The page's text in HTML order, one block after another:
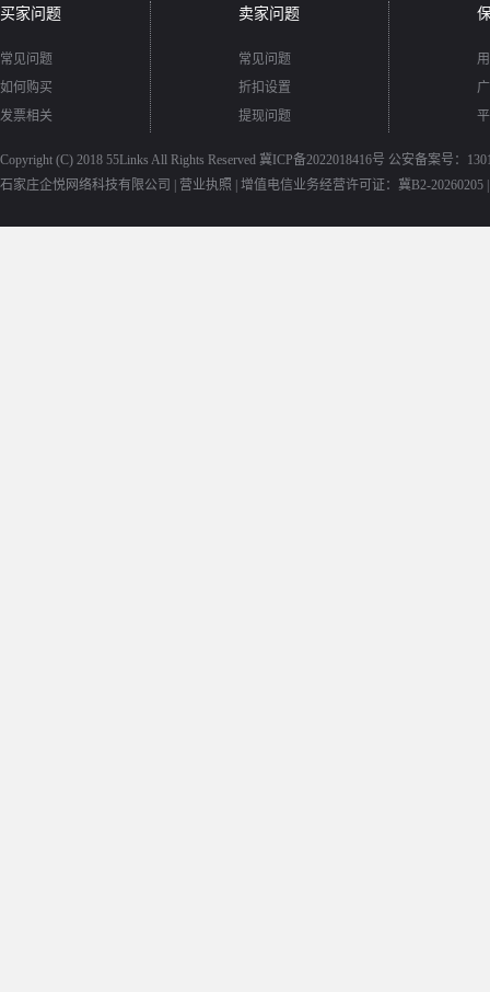
买家问题
常见问题
如何购买
发票相关
卖家问题
常见问题
折扣设置
提现问题
Copyright (C) 2018 55Links All Rights Reserved 冀ICP备2022018416号 公安备案号：
石家庄企悦网络科技有限公司 | 营业执照 增值电信业务经营许可证：冀B2-20260205